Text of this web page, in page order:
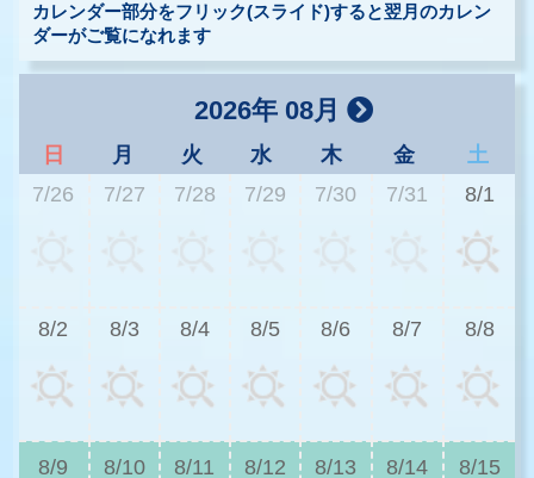
カレンダー部分をフリック(スライド)すると翌月のカレン
ダーがご覧になれます
2026年 08月
日 月 火 水 木 金
土
7/26
7/27 7/28 7/29 7/30 7/31 8/1
8/2 8/3 8/4 8/5 8/6 8/7 8/8
8/9 8/10 8/11 8/12 8/13 8/14 8/15